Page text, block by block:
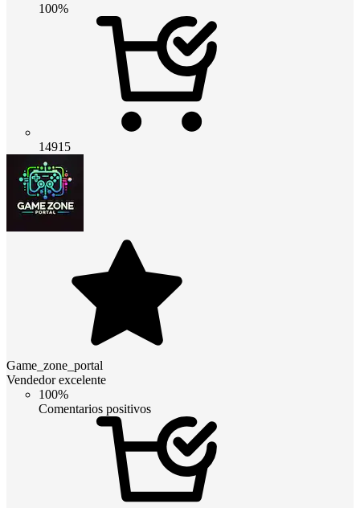
100%
14915
Game_zone_portal
Vendedor excelente
100%
Comentarios positivos